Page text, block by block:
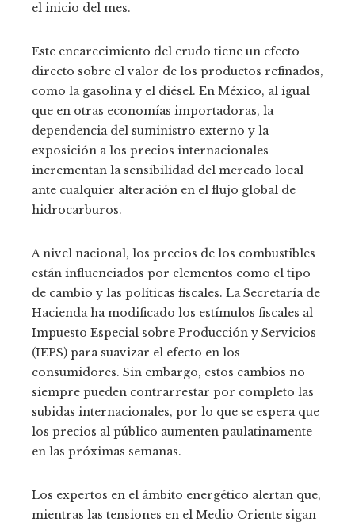
el inicio del mes.
Este encarecimiento del crudo tiene un efecto
directo sobre el valor de los productos refinados,
como la gasolina y el diésel. En México, al igual
que en otras economías importadoras, la
dependencia del suministro externo y la
exposición a los precios internacionales
incrementan la sensibilidad del mercado local
ante cualquier alteración en el flujo global de
hidrocarburos.
A nivel nacional, los precios de los combustibles
están influenciados por elementos como el tipo
de cambio y las políticas fiscales. La Secretaría de
Hacienda ha modificado los estímulos fiscales al
Impuesto Especial sobre Producción y Servicios
(IEPS) para suavizar el efecto en los
consumidores. Sin embargo, estos cambios no
siempre pueden contrarrestar por completo las
subidas internacionales, por lo que se espera que
los precios al público aumenten paulatinamente
en las próximas semanas.
Los expertos en el ámbito energético alertan que,
mientras las tensiones en el Medio Oriente sigan